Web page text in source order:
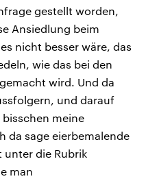
gestellt worden,
Ansiedlung beim
nicht besser wäre, das
wie das bei den
wird. Und da
und darauf
meine
da sage eierbemalende
unter die Rubrik
man